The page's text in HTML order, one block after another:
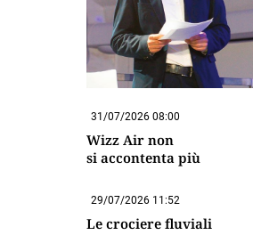
31/07/2026 08:00
Wizz Air non
si accontenta più
29/07/2026 11:52
Le crociere fluviali